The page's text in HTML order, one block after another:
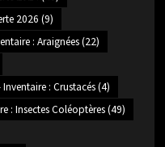
2026 (9)
: Araignées(22)
Inventaire : Crustacés(4)
: Insectes Coléoptères(49)